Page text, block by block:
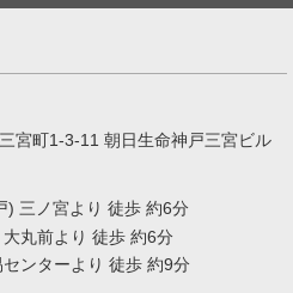
宮町1-3-11 朝日生命神戸三宮ビル
) 三ノ宮より 徒歩 約6分
丸前より 徒歩 約6分
ンターより 徒歩 約9分